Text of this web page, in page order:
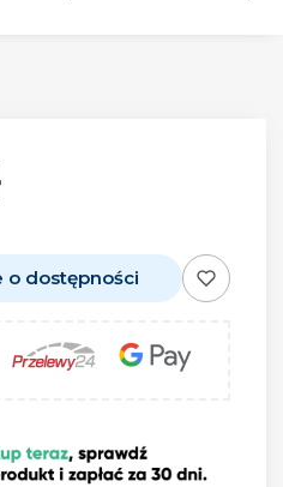
o dostępności